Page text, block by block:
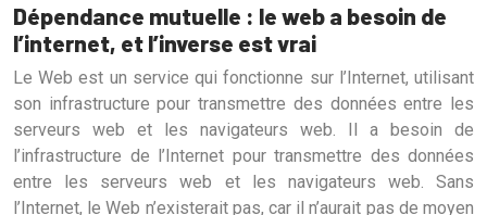
Dépendance mutuelle : le web a besoin de
l’internet, et l’inverse est vrai
Le Web est un service qui fonctionne sur l’Internet, utilisant
son infrastructure pour transmettre des données entre les
serveurs web et les navigateurs web. Il a besoin de
l’infrastructure de l’Internet pour transmettre des données
entre les serveurs web et les navigateurs web. Sans
l’Internet, le Web n’existerait pas, car il n’aurait pas de moyen